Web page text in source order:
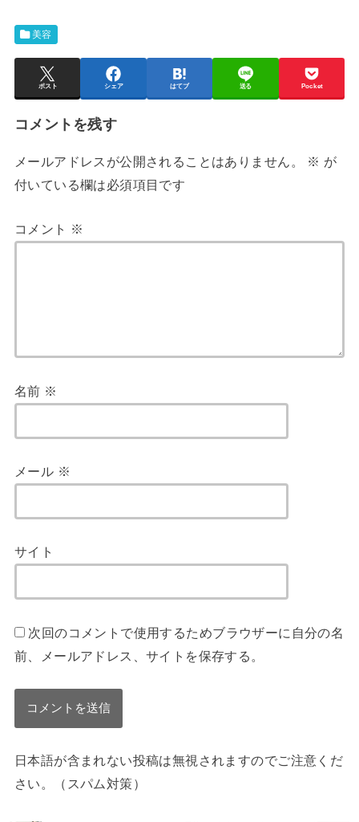
美容
ポスト シェア はてブ 送る Pocket
コメントを残す
メールアドレスが公開されることはありません。 ※ が
付いている欄は必須項目です
コメント ※
名前 ※
メール ※
サイト
次回のコメントで使用するためブラウザーに自分の名
前、メールアドレス、サイトを保存する。
日本語が含まれない投稿は無視されますのでご注意くだ
さい。（スパム対策）